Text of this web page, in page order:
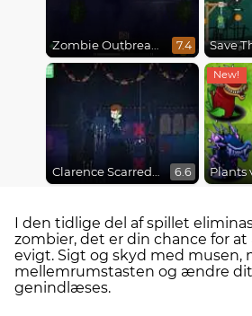
Zombie Outbreak Arena 7.4 Save
Clarence Scarred Silly 6.6
I den tidlige del af spillet
zombier, det er din chance for
evigt. Sigt og skyd med musen,
mellemrumstasten og ændre
genindlæses.